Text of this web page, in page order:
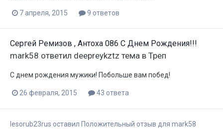
7 апреля, 2015 9 ответов
Сергей Ремизов , Антоха 086 С Днем Рождения!!!
mark58 ответил deepreykztz тема в Треп
С днем рождения мужики! Побольше вам побед!
26 февраля, 2015 43 ответа
lesorub23rus оставил Положительный отзыв для mark58